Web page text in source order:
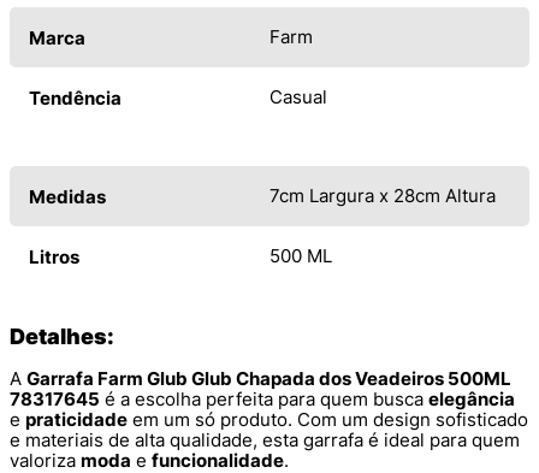
Marca Farm
Tendência Casual
Medidas 7cm Largura x 28cm Altura
Litros 500 ML
Detalhes:
A Garrafa Farm Glub Glub Chapada dos Veadeiros 500ML
78317645 é a escolha perfeita para quem busca elegância
e praticidade em um só produto. Com um design sofisticado
e materiais de alta qualidade, esta garrafa é ideal para quem
valoriza moda e funcionalidade.